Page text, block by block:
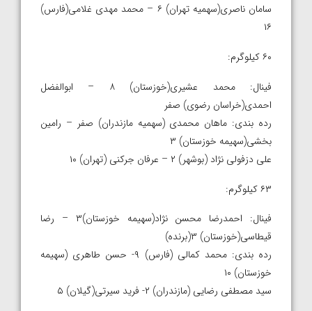
سامان ناصری(سهمیه تهران) ۶ – محمد مهدی غلامی(فارس)
۱۶
۶۰ کیلوگرم:
فینال: محمد عشیری(خوزستان) ۸ – ابوالفضل
احمدی(خراسان رضوی) صفر
رده بندی: ماهان محمدی (سهمیه مازندران) صفر – رامین
بخشی(سهیمه خوزستان) ۳
علی دزفولی نژاد (بوشهر) ۲ – عرفان جرکنی (تهران) ۱۰
۶۳ کیلوگرم:
فینال: احمدرضا محسن نژاد(سهیمه خوزستان)۳ – رضا
قیطاسی(خوزستان) ۳(برنده)
رده بندی: محمد کمالی (فارس) ۹- حسن طاهری (سهیمه
خوزستان) ۱۰
سید مصطفی رضایی (مازندران) ۲- فرید سیرتی(گیلان) ۵